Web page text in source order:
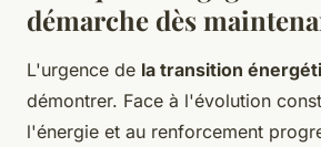
démarche dès
L'urgence de la transition
démontrer. Face à l'évolution
l'énergie et au renforcement